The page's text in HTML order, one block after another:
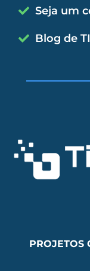
Seja um
Blog de TI
PROJETOS